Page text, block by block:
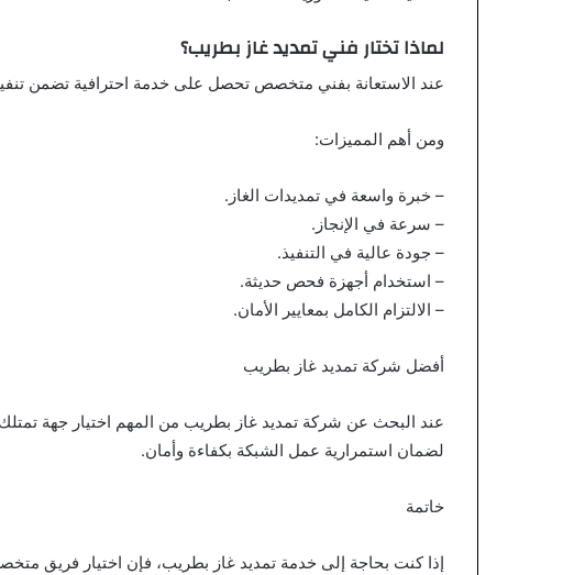
لماذا تختار فني تمديد غاز بطريب؟
عند الاستعانة بفني متخصص تحصل على خدمة احترافية تضمن تنفيذ
ومن أهم المميزات:
– خبرة واسعة في تمديدات الغاز.
– سرعة في الإنجاز.
– جودة عالية في التنفيذ.
– استخدام أجهزة فحص حديثة.
– الالتزام الكامل بمعايير الأمان.
أفضل شركة تمديد غاز بطريب
عند البحث عن شركة تمديد غاز بطريب من المهم اختيار جهة
لضمان استمرارية عمل الشبكة بكفاءة وأمان.
خاتمة
إذا كنت بحاجة إلى خدمة تمديد غاز بطريب، فإن اختيار فريق